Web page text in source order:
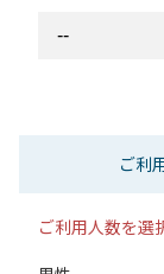
ご利
ご利用人数を選